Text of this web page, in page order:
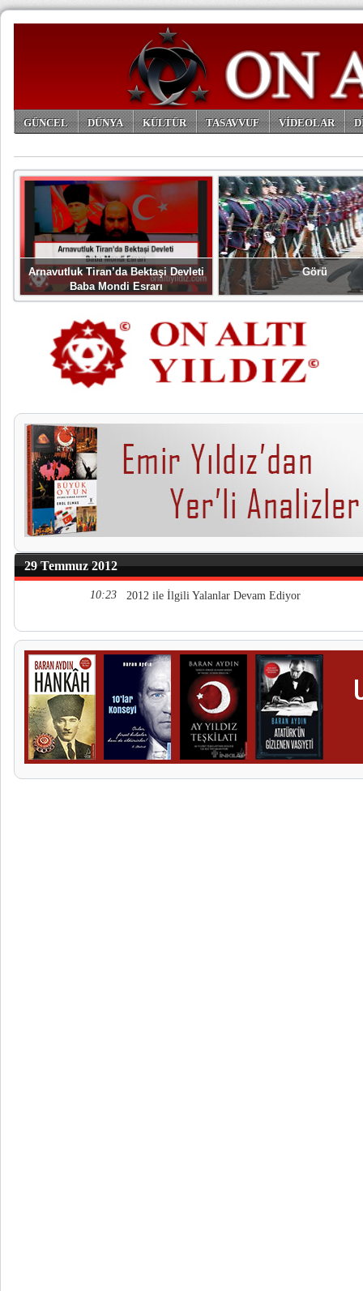
GÜNCEL DÜNYA KÜLTÜR TASAVVUF VİDEOLAR
Arnavutluk Tiran’da Bektaşi Devleti
Baba Mondi Esrarı
Görü
29 Temmuz 2012
10:23 2012 ile İlgili Yalanlar Devam Ediyor